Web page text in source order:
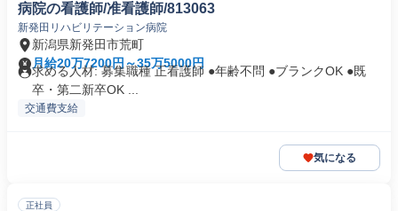
病院の看護師/准看護師/813063
新発田リハビリテーション病院
新潟県新発田市荒町
月給20万7200円～35万5000円
求める人材: 募集職種 正看護師 ●年齢不問 ●ブランクOK ●既
卒・第二新卒OK ...
交通費支給
気になる
正社員